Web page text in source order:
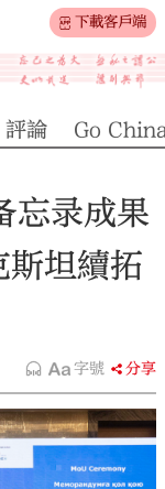
下載客戶端
評論 Go
忘录成果
坦續拓
字號 分享